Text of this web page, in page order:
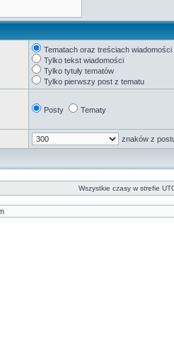
Tematach oraz treściach wiadomości
Tylko tekst wiadomości
Tylko tytuły tematów
Tylko pierwszy post z tematu
Posty Tematy
znaków z
Wszystkie czasy w strefie